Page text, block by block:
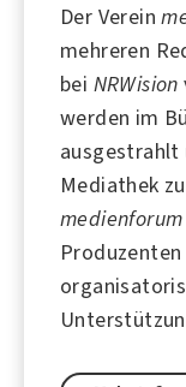
Der Verein
mehreren
bei NRWision
werden im
ausgestrahlt
Mediathek
medienforum